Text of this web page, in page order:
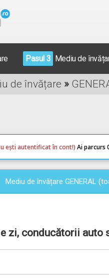
Pasul 3 Mediu de
de învățare »
ești autentificat în cont!) Ai parcurs
Mediu de învățare GENERAL
zi, conducătorii